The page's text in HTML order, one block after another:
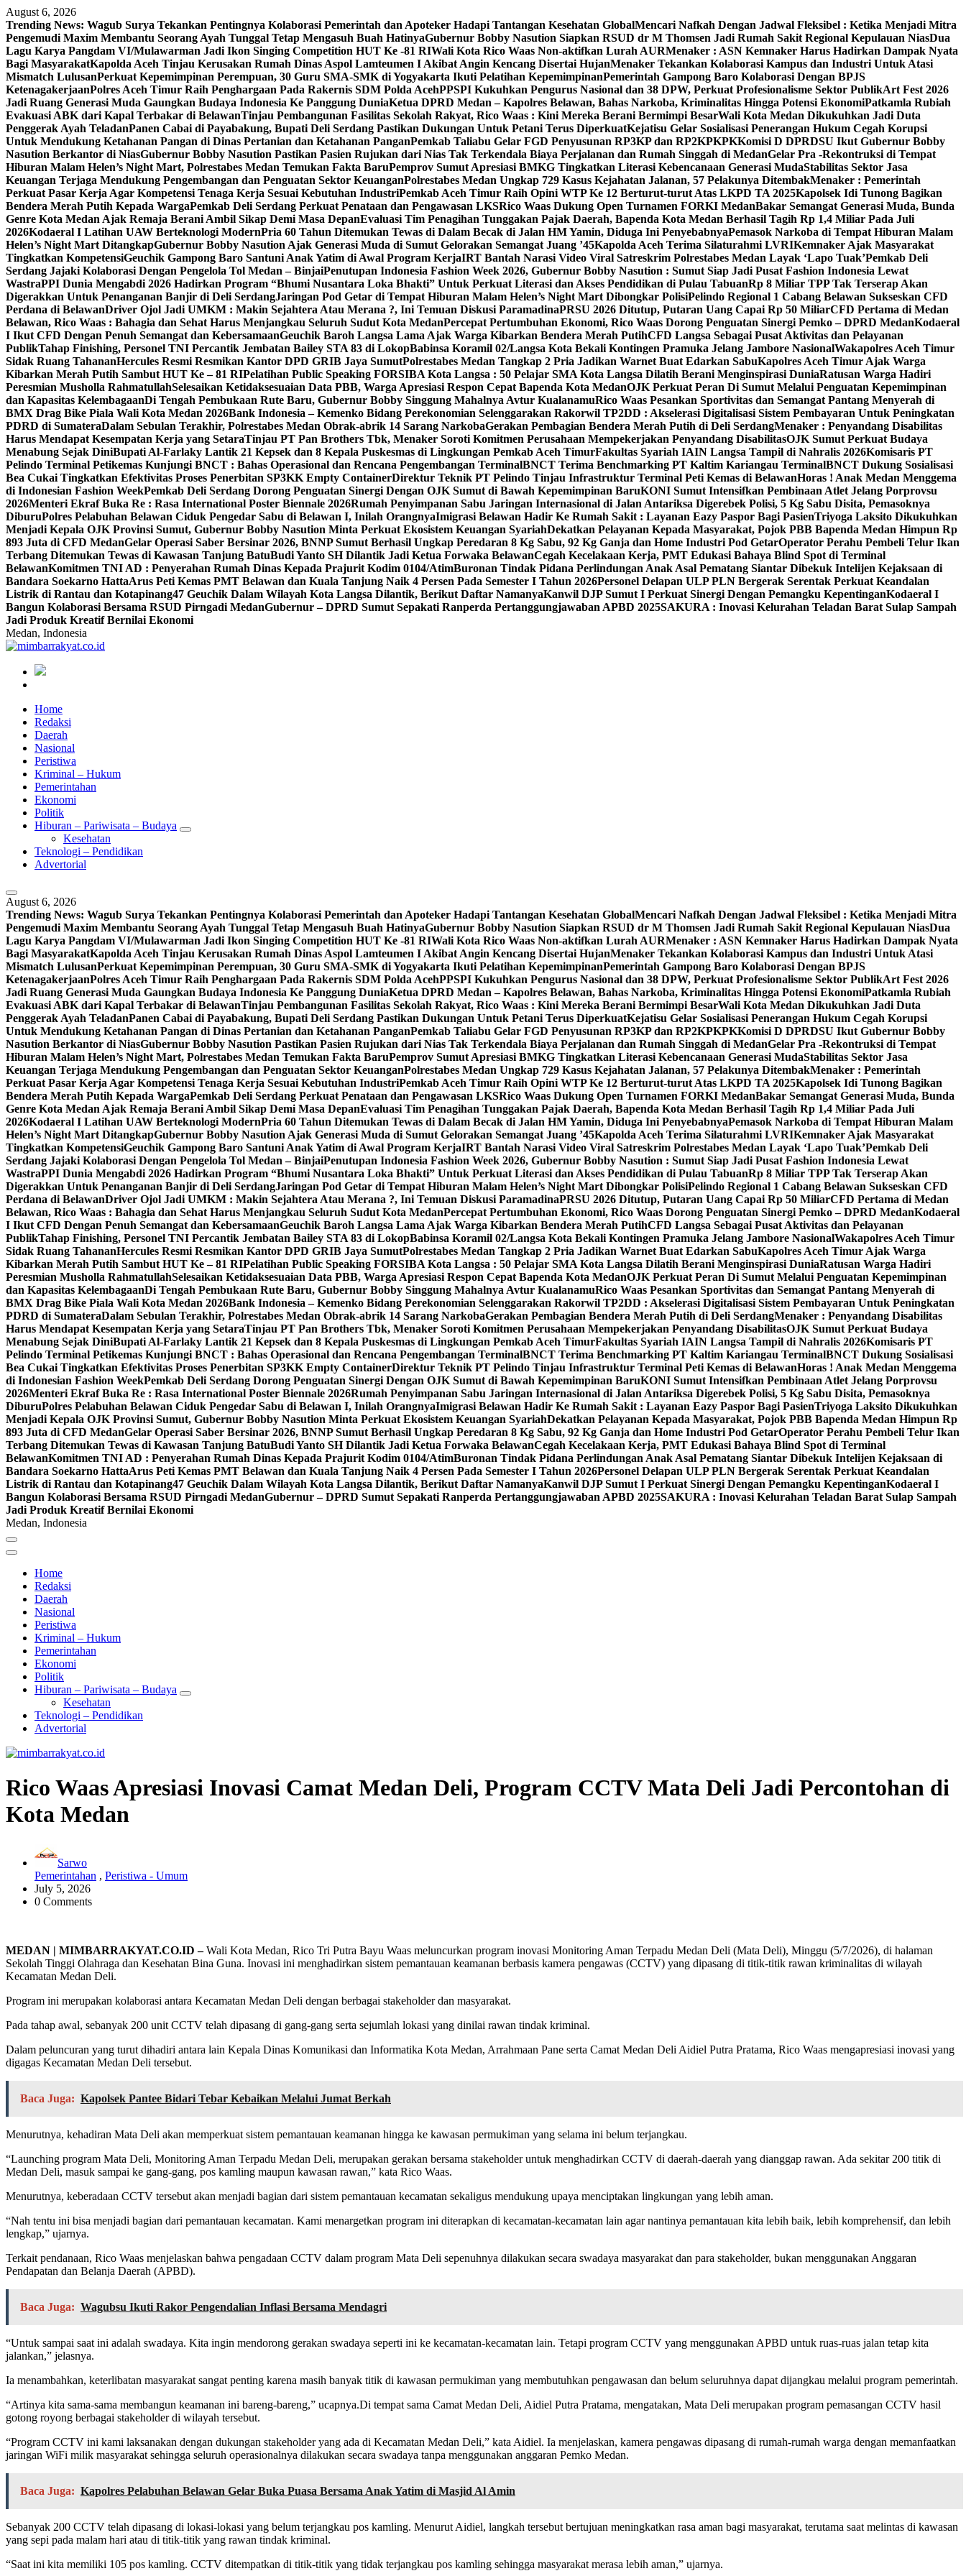
Skip
to
content
August 6, 2026
Trending News: Wagub Surya Tekankan Pentingnya Kolaborasi Pemerintah dan Apoteker Hadapi Tantangan Kesehatan GlobalMencari Nafkah Dengan Jadwal Fleksibel : Ketika Menjadi Mitra
Pengemudi Maxim Membantu Seorang Ayah Tunggal Tetap Mengasuh Buah HatinyaGubernur Bobby Nasution Siapkan RSUD dr M Thomsen Jadi Rumah Sakit Regional Kepulauan NiasDua
Lagu Karya Pangdam VI/Mulawarman Jadi Ikon Singing Competition HUT Ke -81 RIWali Kota Rico Waas Non-aktifkan Lurah AURMenaker : ASN Kemnaker Harus Hadirkan Dampak Nyata
Bagi MasyarakatKapolda Aceh Tinjau Kerusakan Rumah Dinas Aspol Lamteumen I Akibat Angin Kencang Disertai HujanMenaker Tekankan Kolaborasi Kampus dan Industri Untuk Atasi
Mismatch LulusanPerkuat Kepemimpinan Perempuan, 30 Guru SMA-SMK di Yogyakarta Ikuti Pelatihan KepemimpinanPemerintah Gampong Baro Kolaborasi Dengan BPJS
KetenagakerjaanPolres Aceh Timur Raih Penghargaan Pada Rakernis SDM Polda AcehPPSPI Kukuhkan Pengurus Nasional dan 38 DPW, Perkuat Profesionalisme Sektor PublikArt Fest 2026
Jadi Ruang Generasi Muda Gaungkan Budaya Indonesia Ke Panggung DuniaKetua DPRD Medan – Kapolres Belawan, Bahas Narkoba, Kriminalitas Hingga Potensi EkonomiPatkamla Rubiah
Evakuasi ABK dari Kapal Terbakar di BelawanTinjau Pembangunan Fasilitas Sekolah Rakyat, Rico Waas : Kini Mereka Berani Bermimpi BesarWali Kota Medan Dikukuhkan Jadi Duta
Penggerak Ayah TeladanPanen Cabai di Payabakung, Bupati Deli Serdang Pastikan Dukungan Untuk Petani Terus DiperkuatKejatisu Gelar Sosialisasi Penerangan Hukum Cegah Korupsi
Untuk Mendukung Ketahanan Pangan di Dinas Pertanian dan Ketahanan PanganPemkab Taliabu Gelar FGD Penyusunan RP3KP dan RP2KPKPKKomisi D DPRDSU Ikut Gubernur Bobby
Nasution Berkantor di NiasGubernur Bobby Nasution Pastikan Pasien Rujukan dari Nias Tak Terkendala Biaya Perjalanan dan Rumah Singgah di MedanGelar Pra -Rekontruksi di Tempat
Hiburan Malam Helen’s Night Mart, Polrestabes Medan Temukan Fakta BaruPemprov Sumut Apresiasi BMKG Tingkatkan Literasi Kebencanaan Generasi MudaStabilitas Sektor Jasa
Keuangan Terjaga Mendukung Pengembangan dan Penguatan Sektor KeuanganPolrestabes Medan Ungkap 729 Kasus Kejahatan Jalanan, 57 Pelakunya DitembakMenaker : Pemerintah
Perkuat Pasar Kerja Agar Kompetensi Tenaga Kerja Sesuai Kebutuhan IndustriPemkab Aceh Timur Raih Opini WTP Ke 12 Berturut-turut Atas LKPD TA 2025Kapolsek Idi Tunong Bagikan
Bendera Merah Putih Kepada WargaPemkab Deli Serdang Perkuat Penataan dan Pengawasan LKSRico Waas Dukung Open Turnamen FORKI MedanBakar Semangat Generasi Muda, Bunda
Genre Kota Medan Ajak Remaja Berani Ambil Sikap Demi Masa DepanEvaluasi Tim Penagihan Tunggakan Pajak Daerah, Bapenda Kota Medan Berhasil Tagih Rp 1,4 Miliar Pada Juli
2026Kodaeral I Latihan UAW Berteknologi ModernPria 60 Tahun Ditemukan Tewas di Dalam Becak di Jalan HM Yamin, Diduga Ini PenyebabnyaPemasok Narkoba di Tempat Hiburan Malam
Helen’s Night Mart DitangkapGubernur Bobby Nasution Ajak Generasi Muda di Sumut Gelorakan Semangat Juang ’45Kapolda Aceh Terima Silaturahmi LVRIKemnaker Ajak Masyarakat
Tingkatkan KompetensiGeuchik Gampong Baro Santuni Anak Yatim di Awal Program KerjaIRT Bantah Narasi Video Viral Satreskrim Polrestabes Medan Layak ‘Lapo Tuak’Pemkab Deli
Serdang Jajaki Kolaborasi Dengan Pengelola Tol Medan – BinjaiPenutupan Indonesia Fashion Week 2026, Gubernur Bobby Nasution : Sumut Siap Jadi Pusat Fashion Indonesia Lewat
WastraPPI Dunia Mengabdi 2026 Hadirkan Program “Bhumi Nusantara Loka Bhakti” Untuk Perkuat Literasi dan Akses Pendidikan di Pulau TabuanRp 8 Miliar TPP Tak Terserap Akan
Digerakkan Untuk Penanganan Banjir di Deli SerdangJaringan Pod Getar di Tempat Hiburan Malam Helen’s Night Mart Dibongkar PolisiPelindo Regional 1 Cabang Belawan Sukseskan CFD
Perdana di BelawanDriver Ojol Jadi UMKM : Makin Sejahtera Atau Merana ?, Ini Temuan Diskusi ParamadinaPRSU 2026 Ditutup, Putaran Uang Capai Rp 50 MiliarCFD Pertama di Medan
Belawan, Rico Waas : Bahagia dan Sehat Harus Menjangkau Seluruh Sudut Kota MedanPercepat Pertumbuhan Ekonomi, Rico Waas Dorong Penguatan Sinergi Pemko – DPRD MedanKodaeral
I Ikut CFD Dengan Penuh Semangat dan KebersamaanGeuchik Baroh Langsa Lama Ajak Warga Kibarkan Bendera Merah PutihCFD Langsa Sebagai Pusat Aktivitas dan Pelayanan
PublikTahap Finishing, Personel TNI Percantik Jembatan Bailey STA 83 di LokopBabinsa Koramil 02/Langsa Kota Bekali Kontingen Pramuka Jelang Jambore NasionalWakapolres Aceh Timur
Sidak Ruang TahananHercules Resmi Resmikan Kantor DPD GRIB Jaya SumutPolrestabes Medan Tangkap 2 Pria Jadikan Warnet Buat Edarkan SabuKapolres Aceh Timur Ajak Warga
Kibarkan Merah Putih Sambut HUT Ke – 81 RIPelatihan Public Speaking FORSIBA Kota Langsa : 50 Pelajar SMA Kota Langsa Dilatih Berani Menginspirasi DuniaRatusan Warga Hadiri
Peresmian Musholla RahmatullahSelesaikan Ketidaksesuaian Data PBB, Warga Apresiasi Respon Cepat Bapenda Kota MedanOJK Perkuat Peran Di Sumut Melalui Penguatan Kepemimpinan
dan Kapasitas KelembagaanDi Tengah Pembukaan Rute Baru, Gubernur Bobby Singgung Mahalnya Avtur KualanamuRico Waas Pesankan Sportivitas dan Semangat Pantang Menyerah di
BMX Drag Bike Piala Wali Kota Medan 2026Bank Indonesia – Kemenko Bidang Perekonomian Selenggarakan Rakorwil TP2DD : Akselerasi Digitalisasi Sistem Pembayaran Untuk Peningkatan
PDRD di SumateraDalam Sebulan Terakhir, Polrestabes Medan Obrak-abrik 14 Sarang NarkobaGerakan Pembagian Bendera Merah Putih di Deli SerdangMenaker : Penyandang Disabilitas
Harus Mendapat Kesempatan Kerja yang SetaraTinjau PT Pan Brothers Tbk, Menaker Soroti Komitmen Perusahaan Mempekerjakan Penyandang DisabilitasOJK Sumut Perkuat Budaya
Menabung Sejak DiniBupati Al-Farlaky Lantik 21 Kepsek dan 8 Kepala Puskesmas di Lingkungan Pemkab Aceh TimurFakultas Syariah IAIN Langsa Tampil di Nahralis 2026Komisaris PT
Pelindo Terminal Petikemas Kunjungi BNCT : Bahas Operasional dan Rencana Pengembangan TerminalBNCT Terima Benchmarking PT Kaltim Kariangau TerminalBNCT Dukung Sosialisasi
Bea Cukai Tingkatkan Efektivitas Proses Penerbitan SP3KK Empty ContainerDirektur Teknik PT Pelindo Tinjau Infrastruktur Terminal Peti Kemas di BelawanHoras ! Anak Medan Menggema
di Indonesian Fashion WeekPemkab Deli Serdang Dorong Penguatan Sinergi Dengan OJK Sumut di Bawah Kepemimpinan BaruKONI Sumut Intensifkan Pembinaan Atlet Jelang Porprovsu
2026Menteri Ekraf Buka Re : Rasa International Poster Biennale 2026Rumah Penyimpanan Sabu Jaringan Internasional di Jalan Antariksa Digerebek Polisi, 5 Kg Sabu Disita, Pemasoknya
DiburuPolres Pelabuhan Belawan Ciduk Pengedar Sabu di Belawan I, Inilah OrangnyaImigrasi Belawan Hadir Ke Rumah Sakit : Layanan Eazy Paspor Bagi PasienTriyoga Laksito Dikukuhkan
Menjadi Kepala OJK Provinsi Sumut, Gubernur Bobby Nasution Minta Perkuat Ekosistem Keuangan SyariahDekatkan Pelayanan Kepada Masyarakat, Pojok PBB Bapenda Medan Himpun Rp
893 Juta di CFD MedanGelar Operasi Saber Bersinar 2026, BNNP Sumut Berhasil Ungkap Peredaran 8 Kg Sabu, 92 Kg Ganja dan Home Industri Pod Getar‎‎Operator Perahu Pembeli Telur Ikan
Terbang Ditemukan Tewas di Kawasan Tanjung BatuBudi Yanto SH Dilantik Jadi Ketua Forwaka BelawanCegah Kecelakaan Kerja, PMT Edukasi Bahaya Blind Spot di Terminal
BelawanKomitmen TNI AD : Penyerahan Rumah Dinas Kepada Prajurit Kodim 0104/AtimBuronan Tindak Pidana Perlindungan Anak Asal Pematang Siantar Dibekuk Intelijen Kejaksaan di
Bandara Soekarno HattaArus Peti Kemas PMT Belawan dan Kuala Tanjung Naik 4 Persen Pada Semester I Tahun 2026Personel Delapan ULP PLN Bergerak Serentak Perkuat Keandalan
Listrik di Rantau dan Kotapinang47 Geuchik Dalam Wilayah Kota Langsa Dilantik, Berikut Daftar NamanyaKanwil DJP Sumut I Perkuat Sinergi Dengan Pemangku KepentinganKodaeral I
Bangun Kolaborasi Bersama RSUD Pirngadi MedanGubernur – DPRD Sumut Sepakati Ranperda Pertanggungjawaban APBD 2025SAKURA : Inovasi Kelurahan Teladan Barat Sulap Sampah
Jadi Produk Kreatif Bernilai Ekonomi
Medan, Indonesia
Home
Redaksi
Daerah
Nasional
Peristiwa
Kriminal – Hukum
Pemerintahan
Ekonomi
Politik
Hiburan – Pariwisata – Budaya
Kesehatan
Teknologi – Pendidikan
Advertorial
August 6, 2026
Trending News: Wagub Surya Tekankan Pentingnya Kolaborasi Pemerintah dan Apoteker Hadapi Tantangan Kesehatan GlobalMencari Nafkah Dengan Jadwal Fleksibel : Ketika Menjadi Mitra
Pengemudi Maxim Membantu Seorang Ayah Tunggal Tetap Mengasuh Buah HatinyaGubernur Bobby Nasution Siapkan RSUD dr M Thomsen Jadi Rumah Sakit Regional Kepulauan NiasDua
Lagu Karya Pangdam VI/Mulawarman Jadi Ikon Singing Competition HUT Ke -81 RIWali Kota Rico Waas Non-aktifkan Lurah AURMenaker : ASN Kemnaker Harus Hadirkan Dampak Nyata
Bagi MasyarakatKapolda Aceh Tinjau Kerusakan Rumah Dinas Aspol Lamteumen I Akibat Angin Kencang Disertai HujanMenaker Tekankan Kolaborasi Kampus dan Industri Untuk Atasi
Mismatch LulusanPerkuat Kepemimpinan Perempuan, 30 Guru SMA-SMK di Yogyakarta Ikuti Pelatihan KepemimpinanPemerintah Gampong Baro Kolaborasi Dengan BPJS
KetenagakerjaanPolres Aceh Timur Raih Penghargaan Pada Rakernis SDM Polda AcehPPSPI Kukuhkan Pengurus Nasional dan 38 DPW, Perkuat Profesionalisme Sektor PublikArt Fest 2026
Jadi Ruang Generasi Muda Gaungkan Budaya Indonesia Ke Panggung DuniaKetua DPRD Medan – Kapolres Belawan, Bahas Narkoba, Kriminalitas Hingga Potensi EkonomiPatkamla Rubiah
Evakuasi ABK dari Kapal Terbakar di BelawanTinjau Pembangunan Fasilitas Sekolah Rakyat, Rico Waas : Kini Mereka Berani Bermimpi BesarWali Kota Medan Dikukuhkan Jadi Duta
Penggerak Ayah TeladanPanen Cabai di Payabakung, Bupati Deli Serdang Pastikan Dukungan Untuk Petani Terus DiperkuatKejatisu Gelar Sosialisasi Penerangan Hukum Cegah Korupsi
Untuk Mendukung Ketahanan Pangan di Dinas Pertanian dan Ketahanan PanganPemkab Taliabu Gelar FGD Penyusunan RP3KP dan RP2KPKPKKomisi D DPRDSU Ikut Gubernur Bobby
Nasution Berkantor di NiasGubernur Bobby Nasution Pastikan Pasien Rujukan dari Nias Tak Terkendala Biaya Perjalanan dan Rumah Singgah di MedanGelar Pra -Rekontruksi di Tempat
Hiburan Malam Helen’s Night Mart, Polrestabes Medan Temukan Fakta BaruPemprov Sumut Apresiasi BMKG Tingkatkan Literasi Kebencanaan Generasi MudaStabilitas Sektor Jasa
Keuangan Terjaga Mendukung Pengembangan dan Penguatan Sektor KeuanganPolrestabes Medan Ungkap 729 Kasus Kejahatan Jalanan, 57 Pelakunya DitembakMenaker : Pemerintah
Perkuat Pasar Kerja Agar Kompetensi Tenaga Kerja Sesuai Kebutuhan IndustriPemkab Aceh Timur Raih Opini WTP Ke 12 Berturut-turut Atas LKPD TA 2025Kapolsek Idi Tunong Bagikan
Bendera Merah Putih Kepada WargaPemkab Deli Serdang Perkuat Penataan dan Pengawasan LKSRico Waas Dukung Open Turnamen FORKI MedanBakar Semangat Generasi Muda, Bunda
Genre Kota Medan Ajak Remaja Berani Ambil Sikap Demi Masa DepanEvaluasi Tim Penagihan Tunggakan Pajak Daerah, Bapenda Kota Medan Berhasil Tagih Rp 1,4 Miliar Pada Juli
2026Kodaeral I Latihan UAW Berteknologi ModernPria 60 Tahun Ditemukan Tewas di Dalam Becak di Jalan HM Yamin, Diduga Ini PenyebabnyaPemasok Narkoba di Tempat Hiburan Malam
Helen’s Night Mart DitangkapGubernur Bobby Nasution Ajak Generasi Muda di Sumut Gelorakan Semangat Juang ’45Kapolda Aceh Terima Silaturahmi LVRIKemnaker Ajak Masyarakat
Tingkatkan KompetensiGeuchik Gampong Baro Santuni Anak Yatim di Awal Program KerjaIRT Bantah Narasi Video Viral Satreskrim Polrestabes Medan Layak ‘Lapo Tuak’Pemkab Deli
Serdang Jajaki Kolaborasi Dengan Pengelola Tol Medan – BinjaiPenutupan Indonesia Fashion Week 2026, Gubernur Bobby Nasution : Sumut Siap Jadi Pusat Fashion Indonesia Lewat
WastraPPI Dunia Mengabdi 2026 Hadirkan Program “Bhumi Nusantara Loka Bhakti” Untuk Perkuat Literasi dan Akses Pendidikan di Pulau TabuanRp 8 Miliar TPP Tak Terserap Akan
Digerakkan Untuk Penanganan Banjir di Deli SerdangJaringan Pod Getar di Tempat Hiburan Malam Helen’s Night Mart Dibongkar PolisiPelindo Regional 1 Cabang Belawan Sukseskan CFD
Perdana di BelawanDriver Ojol Jadi UMKM : Makin Sejahtera Atau Merana ?, Ini Temuan Diskusi ParamadinaPRSU 2026 Ditutup, Putaran Uang Capai Rp 50 MiliarCFD Pertama di Medan
Belawan, Rico Waas : Bahagia dan Sehat Harus Menjangkau Seluruh Sudut Kota MedanPercepat Pertumbuhan Ekonomi, Rico Waas Dorong Penguatan Sinergi Pemko – DPRD MedanKodaeral
I Ikut CFD Dengan Penuh Semangat dan KebersamaanGeuchik Baroh Langsa Lama Ajak Warga Kibarkan Bendera Merah PutihCFD Langsa Sebagai Pusat Aktivitas dan Pelayanan
PublikTahap Finishing, Personel TNI Percantik Jembatan Bailey STA 83 di LokopBabinsa Koramil 02/Langsa Kota Bekali Kontingen Pramuka Jelang Jambore NasionalWakapolres Aceh Timur
Sidak Ruang TahananHercules Resmi Resmikan Kantor DPD GRIB Jaya SumutPolrestabes Medan Tangkap 2 Pria Jadikan Warnet Buat Edarkan SabuKapolres Aceh Timur Ajak Warga
Kibarkan Merah Putih Sambut HUT Ke – 81 RIPelatihan Public Speaking FORSIBA Kota Langsa : 50 Pelajar SMA Kota Langsa Dilatih Berani Menginspirasi DuniaRatusan Warga Hadiri
Peresmian Musholla RahmatullahSelesaikan Ketidaksesuaian Data PBB, Warga Apresiasi Respon Cepat Bapenda Kota MedanOJK Perkuat Peran Di Sumut Melalui Penguatan Kepemimpinan
dan Kapasitas KelembagaanDi Tengah Pembukaan Rute Baru, Gubernur Bobby Singgung Mahalnya Avtur KualanamuRico Waas Pesankan Sportivitas dan Semangat Pantang Menyerah di
BMX Drag Bike Piala Wali Kota Medan 2026Bank Indonesia – Kemenko Bidang Perekonomian Selenggarakan Rakorwil TP2DD : Akselerasi Digitalisasi Sistem Pembayaran Untuk Peningkatan
PDRD di SumateraDalam Sebulan Terakhir, Polrestabes Medan Obrak-abrik 14 Sarang NarkobaGerakan Pembagian Bendera Merah Putih di Deli SerdangMenaker : Penyandang Disabilitas
Harus Mendapat Kesempatan Kerja yang SetaraTinjau PT Pan Brothers Tbk, Menaker Soroti Komitmen Perusahaan Mempekerjakan Penyandang DisabilitasOJK Sumut Perkuat Budaya
Menabung Sejak DiniBupati Al-Farlaky Lantik 21 Kepsek dan 8 Kepala Puskesmas di Lingkungan Pemkab Aceh TimurFakultas Syariah IAIN Langsa Tampil di Nahralis 2026Komisaris PT
Pelindo Terminal Petikemas Kunjungi BNCT : Bahas Operasional dan Rencana Pengembangan TerminalBNCT Terima Benchmarking PT Kaltim Kariangau TerminalBNCT Dukung Sosialisasi
Bea Cukai Tingkatkan Efektivitas Proses Penerbitan SP3KK Empty ContainerDirektur Teknik PT Pelindo Tinjau Infrastruktur Terminal Peti Kemas di BelawanHoras ! Anak Medan Menggema
di Indonesian Fashion WeekPemkab Deli Serdang Dorong Penguatan Sinergi Dengan OJK Sumut di Bawah Kepemimpinan BaruKONI Sumut Intensifkan Pembinaan Atlet Jelang Porprovsu
2026Menteri Ekraf Buka Re : Rasa International Poster Biennale 2026Rumah Penyimpanan Sabu Jaringan Internasional di Jalan Antariksa Digerebek Polisi, 5 Kg Sabu Disita, Pemasoknya
DiburuPolres Pelabuhan Belawan Ciduk Pengedar Sabu di Belawan I, Inilah OrangnyaImigrasi Belawan Hadir Ke Rumah Sakit : Layanan Eazy Paspor Bagi PasienTriyoga Laksito Dikukuhkan
Menjadi Kepala OJK Provinsi Sumut, Gubernur Bobby Nasution Minta Perkuat Ekosistem Keuangan SyariahDekatkan Pelayanan Kepada Masyarakat, Pojok PBB Bapenda Medan Himpun Rp
893 Juta di CFD MedanGelar Operasi Saber Bersinar 2026, BNNP Sumut Berhasil Ungkap Peredaran 8 Kg Sabu, 92 Kg Ganja dan Home Industri Pod Getar‎‎Operator Perahu Pembeli Telur Ikan
Terbang Ditemukan Tewas di Kawasan Tanjung BatuBudi Yanto SH Dilantik Jadi Ketua Forwaka BelawanCegah Kecelakaan Kerja, PMT Edukasi Bahaya Blind Spot di Terminal
BelawanKomitmen TNI AD : Penyerahan Rumah Dinas Kepada Prajurit Kodim 0104/AtimBuronan Tindak Pidana Perlindungan Anak Asal Pematang Siantar Dibekuk Intelijen Kejaksaan di
Bandara Soekarno HattaArus Peti Kemas PMT Belawan dan Kuala Tanjung Naik 4 Persen Pada Semester I Tahun 2026Personel Delapan ULP PLN Bergerak Serentak Perkuat Keandalan
Listrik di Rantau dan Kotapinang47 Geuchik Dalam Wilayah Kota Langsa Dilantik, Berikut Daftar NamanyaKanwil DJP Sumut I Perkuat Sinergi Dengan Pemangku KepentinganKodaeral I
Bangun Kolaborasi Bersama RSUD Pirngadi MedanGubernur – DPRD Sumut Sepakati Ranperda Pertanggungjawaban APBD 2025SAKURA : Inovasi Kelurahan Teladan Barat Sulap Sampah
Jadi Produk Kreatif Bernilai Ekonomi
Medan, Indonesia
Home
Redaksi
Daerah
Nasional
Peristiwa
Kriminal – Hukum
Pemerintahan
Ekonomi
Politik
Hiburan – Pariwisata – Budaya
Kesehatan
Teknologi – Pendidikan
Advertorial
Rico Waas Apresiasi Inovasi Camat Medan Deli, Program CCTV Mata Deli Jadi Percontohan di
Kota Medan
Sarwo
Pemerintahan , Peristiwa - Umum
July 5, 2026
0 Comments
MEDAN | MIMBARRAKYAT.CO.ID –Wali Kota Medan, Rico Tri Putra Bayu Waas meluncurkan program inovasi Monitoring Aman Terpadu Medan Deli (Mata Deli), Minggu (5/7/2026), di halaman
Sekolah Tinggi Olahraga dan Kesehatan Bina Guna. Inovasi ini menghadirkan sistem pemantauan keamanan berbasis kamera pengawas (CCTV) yang dipasang di titik-titik rawan kriminalitas di wilayah
Kecamatan Medan Deli.
Program ini merupakan kolaborasi antara Kecamatan Medan Deli dengan berbagai stakeholder dan masyarakat.
Pada tahap awal, sebanyak 200 unit CCTV telah dipasang di gang-gang serta sejumlah lokasi yang dinilai rawan tindak kriminal.
Dalam peluncuran yang turut dihadiri antara lain Kepala Dinas Komunikasi dan Informatika Kota Medan, Arrahmaan Pane serta Camat Medan Deli Aidiel Putra Pratama, Rico Waas mengapresiasi inovasi yang
digagas Kecamatan Medan Deli tersebut.
Baca Juga: Kapolsek Pantee Bidari Tebar Kebaikan Melalui Jumat Berkah
Menurutnya, kehadiran Mata Deli akan memperkuat sistem pemantauan keamanan hingga ke kawasan permukiman yang selama ini belum terjangkau.
“Launching program Mata Deli, Monitoring Aman Terpadu Medan Deli, merupakan gerakan bersama stakeholder untuk menghadirkan CCTV di daerah-daerah yang dianggap rawan. Ada sekitar 200 titik di
Medan Deli, masuk sampai ke gang-gang, pos kamling maupun kawasan rawan,” kata Rico Waas.
Menurutnya, keberadaan CCTV tersebut akan menjadi bagian dari sistem pemantauan kecamatan sekaligus mendukung upaya menciptakan lingkungan yang lebih aman.
“Nah tentu ini bisa menjadi bagian dari pemantauan kecamatan. Kami menargetkan program ini diterapkan di kecamatan-kecamatan lain agar nantinya pemantauan kita lebih baik, lebih komprehensif, dan lebih
lengkap,” ujarnya.
Terkait pendanaan, Rico Waas menjelaskan bahwa pengadaan CCTV dalam program Mata Deli sepenuhnya dilakukan secara swadaya masyarakat dan para stakeholder, bukan menggunakan Anggaran
Pendapatan dan Belanja Daerah (APBD).
Baca Juga: Wagubsu Ikuti Rakor Pengendalian Inflasi Bersama Mendagri
“Untuk sampai saat ini adalah swadaya. Kita ingin mendorong gerakan swadaya seperti ini ke kecamatan-kecamatan lain. Tetapi program CCTV yang menggunakan APBD untuk ruas-ruas jalan tetap kita
jalankan,” jelasnya.
Ia menambahkan, keterlibatan masyarakat sangat penting karena masih banyak titik di kawasan permukiman yang membutuhkan pengawasan dan belum seluruhnya dapat dijangkau melalui program pemerintah.
“Artinya kita sama-sama membangun keamanan ini bareng-bareng,” ucapnya.Di tempat sama Camat Medan Deli, Aidiel Putra Pratama, mengatakan, Mata Deli merupakan program pemasangan CCTV hasil
gotong royong berbagai stakeholder di wilayah tersebut.
“Program CCTV ini kami laksanakan dengan dukungan stakeholder yang ada di Kecamatan Medan Deli,” kata Aidiel. Ia menjelaskan, kamera pengawas dipasang di rumah-rumah warga dengan memanfaatkan
jaringan WiFi milik masyarakat sehingga seluruh operasionalnya dilakukan secara swadaya tanpa menggunakan anggaran Pemko Medan.
Baca Juga: Kapolres Pelabuhan Belawan Gelar Buka Puasa Bersama Anak Yatim di Masjid Al Amin
Sebanyak 200 CCTV telah dipasang di lokasi-lokasi yang belum terjangkau pos kamling. Menurut Aidiel, langkah tersebut bertujuan meningkatkan rasa aman bagi masyarakat, terutama saat melintas di kawasan
yang sepi pada malam hari atau di titik-titik yang rawan tindak kriminal.
“Saat ini kita memiliki 105 pos kamling. CCTV ditempatkan di titik-titik yang tidak terjangkau pos kamling sehingga masyarakat merasa lebih aman,” ujarnya.